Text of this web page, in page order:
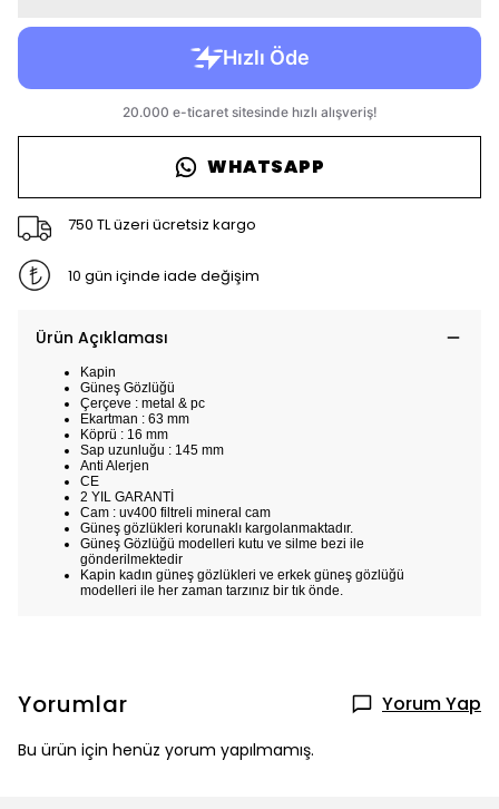
WHATSAPP
750 TL üzeri ücretsiz kargo
10 gün içinde iade değişim
Ürün Açıklaması
Kapin
Güneş Gözlüğü
Çerçeve : metal & pc
Ekartman : 63 mm
Köprü : 16 mm
Sap uzunluğu : 145 mm
Anti Alerjen
CE
2 YIL GARANTİ
Cam : uv400 filtreli mineral cam
Güneş gözlükleri korunaklı kargolanmaktadır.
Güneş Gözlüğü modelleri kutu ve silme bezi ile
gönderilmektedir
Kapin kadın güneş gözlükleri ve erkek güneş gözlüğü
modelleri ile her zaman tarzınız bir tık önde.
Yorumlar Yorum Yap
Bu ürün için henüz yorum yapılmamış.